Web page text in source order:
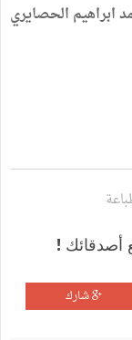
ابراهيم الحصايري
أصدقائك !
شارك